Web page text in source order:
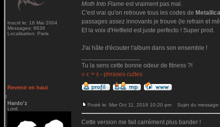
Inscrit le: 16 Mai 2004
Messages: 6636
Localisation: Paris
Moth Into Flame est vraiment pas mal.
C'est vrai qu'on retrouve tous les codes de Metallica
passages assez innovants je trouve (le refrain et
Et la voix d'Hetfield est juste perfecto ! Super prod.
J'ai hâte d'écouter l'album dans son ensemble !
Tu la sens cette bonne odeur de fitness ?!
© € ™ $ - phrases cultes
Revenir en haut
Hardo'z
Lord
Posté le: Mar Oct 11, 2016 10:20 pm Sujet du message:
Cette version me fait carrément plus bander !